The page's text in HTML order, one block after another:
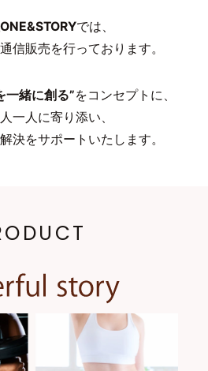
では、
信販売を行っております。
一緒に創る”をコンセプトに、
一人に寄り添い、
決をサポートいたします。